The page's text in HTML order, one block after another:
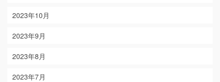
2023年10月
2023年9月
2023年8月
2023年7月